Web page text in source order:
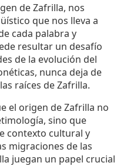
de Zafrilla, nos
que nos lleva a
cada palabra y
resultar un desafío
de la evolución del
nunca deja de
raíces de Zafrilla.
el origen de Zafrilla no
sino que
contexto cultural y
migraciones de las
juegan un papel crucial